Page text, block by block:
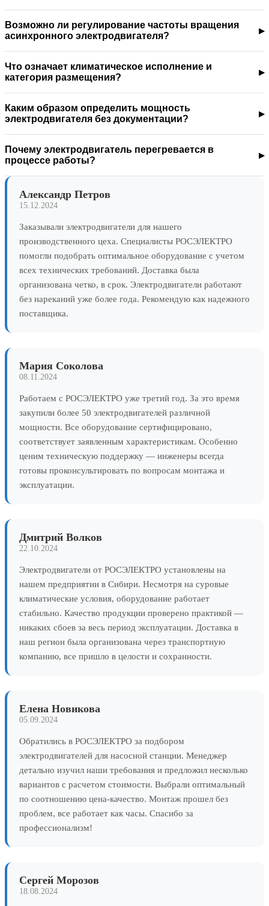
Возможно ли регулирование частоты вращения
асинхронного электродвигателя?
Что означает климатическое исполнение и
категория размещения?
Каким образом определить мощность
электродвигателя без документации?
Почему электродвигатель перегревается в
процессе работы?
Александр Петров
15.12.2024
Заказывали электродвигатели для нашего
производственного цеха. Специалисты РОСЭЛЕКТРО
помогли подобрать оптимальное оборудование с учетом
всех технических требований. Доставка была
организована четко, в срок. Электродвигатели работают
без нареканий уже более года. Рекомендую как надежного
поставщика.
Мария Соколова
08.11.2024
Работаем с РОСЭЛЕКТРО уже третий год. За это время
закупили более 50 электродвигателей различной
мощности. Все оборудование сертифицировано,
соответствует заявленным характеристикам. Особенно
ценим техническую поддержку — инженеры всегда
готовы проконсультировать по вопросам монтажа и
эксплуатации.
Дмитрий Волков
22.10.2024
Электродвигатели от РОСЭЛЕКТРО установлены на
нашем предприятии в Сибири. Несмотря на суровые
климатические условия, оборудование работает
стабильно. Качество продукции проверено практикой —
никаких сбоев за весь период эксплуатации. Доставка в
наш регион была организована через транспортную
компанию, все пришло в целости и сохранности.
Елена Новикова
05.09.2024
Обратились в РОСЭЛЕКТРО за подбором
электродвигателей для насосной станции. Менеджер
детально изучил наши требования и предложил несколько
вариантов с расчетом стоимости. Выбрали оптимальный
по соотношению цена-качество. Монтаж прошел без
проблем, все работает как часы. Спасибо за
профессионализм!
Сергей Морозов
18.08.2024